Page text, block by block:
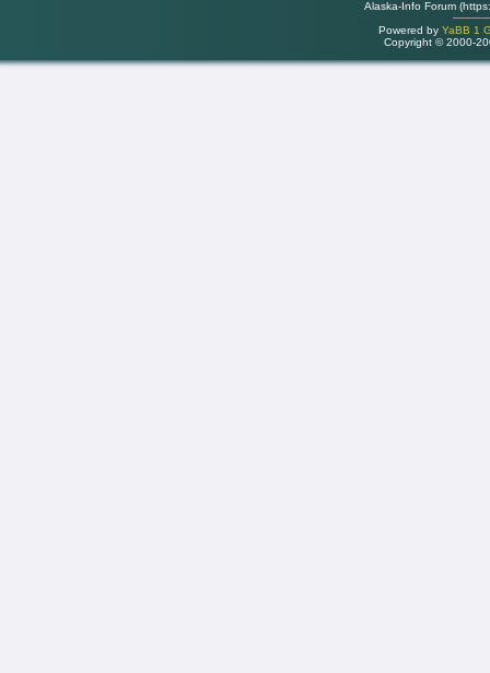
Alaska-Info Forum
Powered by YaBB 1
Copyright © 2000-